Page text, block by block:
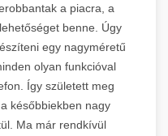
a piacra, a
benne. Úgy
egy nagyméretű
olyan funkcióval
Így született meg
későbbiekben nagy
Ma már rendkívül